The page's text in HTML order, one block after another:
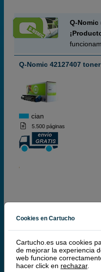
Q-Nomic
Q-Nomic 42127407
cian
5.500 páginas
Cookies en Cartucho
Cartucho.es usa cookies
de mejorar la experiencia
web funcione
hacer click en rechazar.